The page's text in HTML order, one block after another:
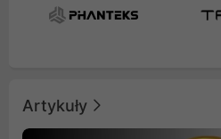
Artykuły